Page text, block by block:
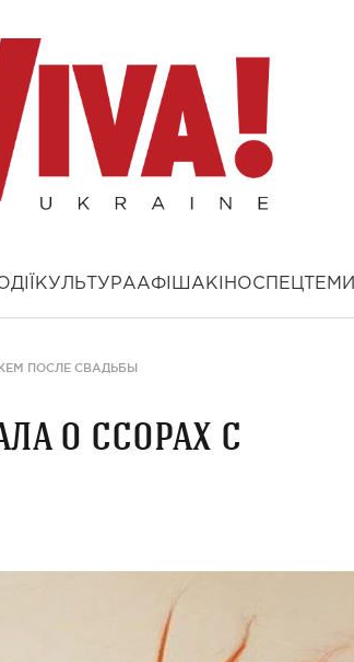
КУЛЬТУРААФІША КІНОСПЕЦТЕМИ
ПОСЛЕ СВАДЬБЫ
о ссорах с